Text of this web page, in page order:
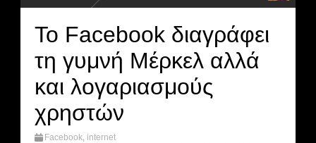
Το Facebook διαγράφει
τη γυμνή Μέρκελ αλλά
και λογαριασμούς
χρηστών
Facebook, internet